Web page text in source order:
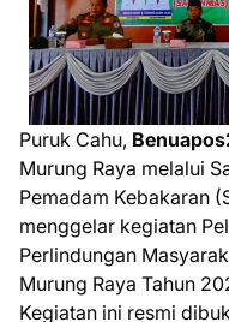
Puruk Cahu,
Murung Raya melalui
Pemadam Kebakaran
menggelar kegiatan
Perlindungan
Murung Raya Tahun
Kegiatan ini resmi